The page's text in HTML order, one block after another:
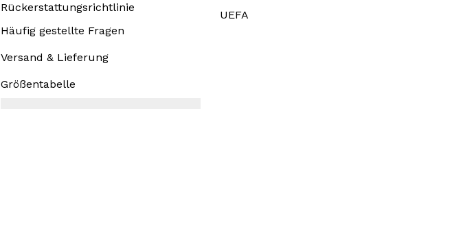
Rückerstattungsrichtlinie
Häufig gestellte Fragen
Versand & Lieferung
Größentabelle
UEFA